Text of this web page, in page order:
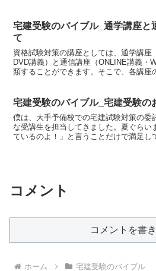
宅建受験のバイブル_通学講座と
て
資格試験対策の講座としては、通学講座
DVD講義）と通信講座（ONLINE講義・
類することができます。そこで、各講座
宅建受験のバイブル_宅建受験の
僕は、大手予備校での宅建試験対策の委
な受講生を担当してきました。夏ぐらい
ているのよ！」と言うことだけで満足し
コメント
コメントを書
ホーム 宅建受験のバイブル